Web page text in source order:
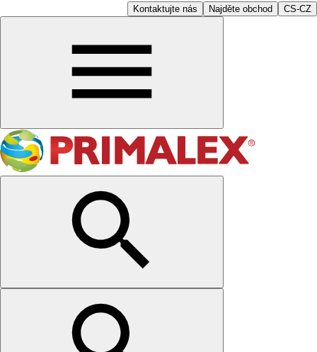
Kontaktujte nás Najděte obchod CS-CZ